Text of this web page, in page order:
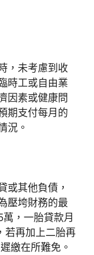
，未考慮到收
時工或自由業
因素或健康問
期支付每月的
況。
或其他負債，
壓垮財務的最
，一胎貸款月
若再加上二胎再
繳在所難免。